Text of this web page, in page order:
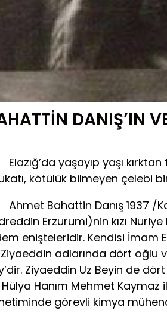
DANIŞ’IN
yaşayıp yaşı kırktan
kötülük bilmeyen çelebi
Bahattin Danış 1937 /
Erzurumi)nin kızı
enişteleridir. Kendisi İmam
adlarında dört oğlu
Ziyaeddin Uz Beyin de
Hülya Hanım Mehmet Kaymaz
görevli kimya